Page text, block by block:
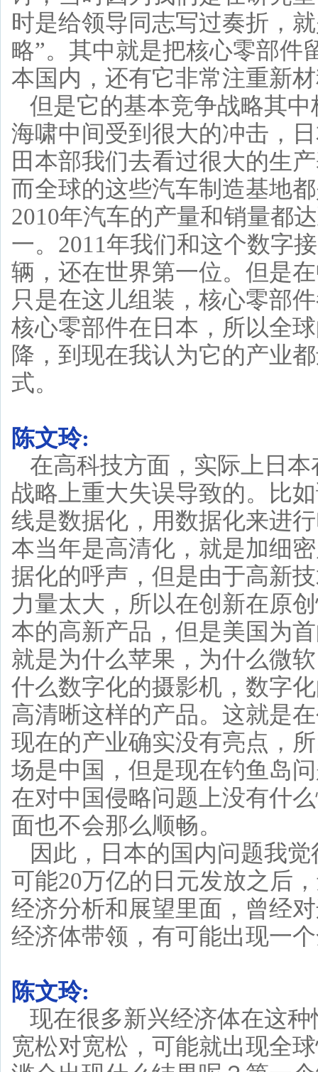
时是给领导同志写过奏折，
略”。其中就是把核心零部件
本国内，还有它非常注重新
但是它的基本竞争战略其
海啸中间受到很大的冲击，
田本部我们去看过很大的生
而全球的这些汽车制造基地
2010年汽车的产量和销量都
一。2011年我们和这个数字
辆，还在世界第一位。但是
只是在这儿组装，核心零部
核心零部件在日本，所以全
降，到现在我认为它的产业
式。
陈文玲:
在高科技方面，实际上日
战略上重大失误导致的。比
线是数据化，用数据化来进
本当年是高清化，就是加细
据化的呼声，但是由于高新
力量太大，所以在创新在原
本的高新产品，但是美国为
就是为什么苹果，为什么微
什么数字化的摄影机，数字
高清晰这样的产品。这就是
现在的产业确实没有亮点，
场是中国，但是现在钓鱼岛
在对中国侵略问题上没有什
面也不会那么顺畅。
因此，日本的国内问题我
可能20万亿的日元发放之后
经济分析和展望里面，曾经
经济体带领，有可能出现一
陈文玲:
现在很多新兴经济体在这
宽松对宽松，可能就出现全